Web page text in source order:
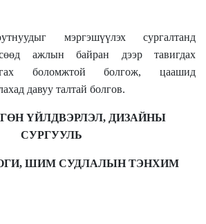
мэргэшүүлэх сургалтанд
ажлын байран дээр тавигдах
боломжтой болгож, цаашид
давуу талтай болгов.
ҮЙЛДВЭРЛЭЛ, ДИЗАЙНЫ
СУРГУУЛЬ
ШИМ СУДЛАЛЫН ТЭНХИМ